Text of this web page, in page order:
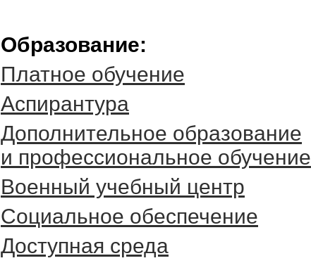
Образование:
Платное обучение
Аспирантура
Дополнительное образование
и профессиональное обучение
Военный учебный центр
Социальное обеспечение
Доступная среда